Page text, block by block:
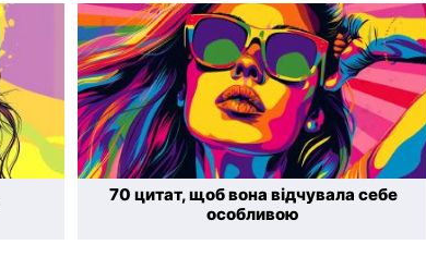
70 цитат, щоб вона відчувала себе
особливою